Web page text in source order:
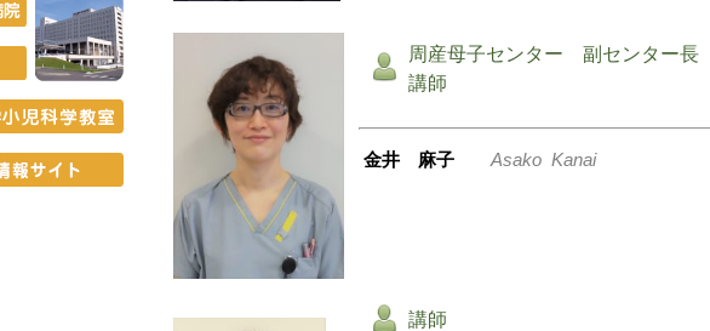
周産母子センター 副センター
講師
金井 麻子 Asako Kanai
講師